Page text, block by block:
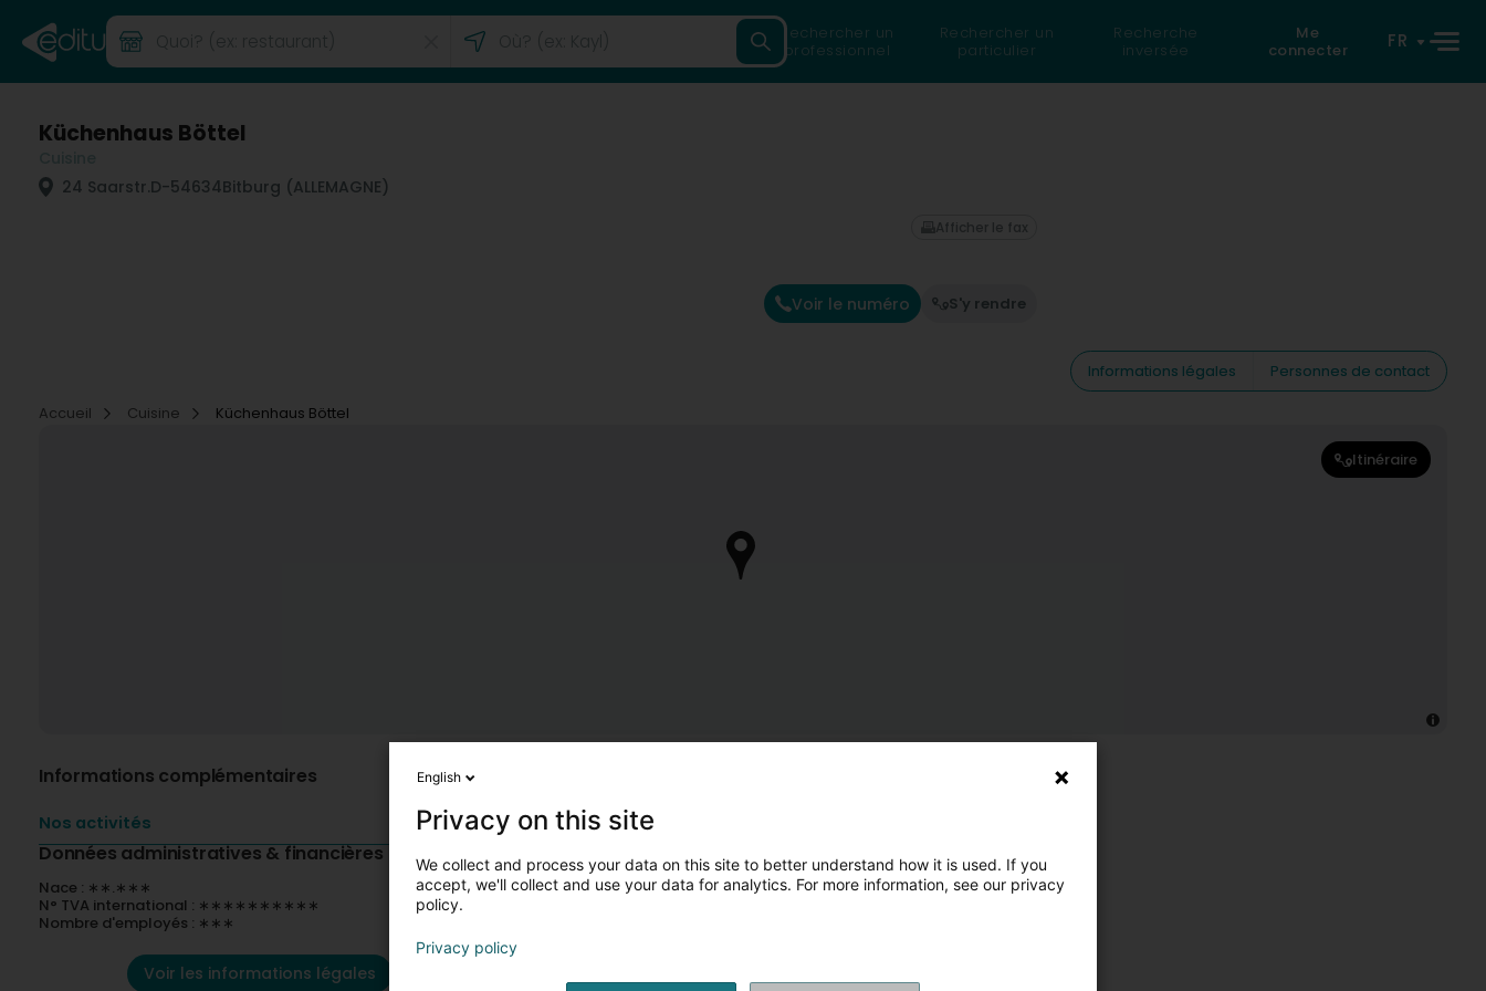
Rechercher un
professionnel
Rechercher un
particulier
Recherche
inversée
Me
connecter
FR
Küchenhaus Böttel
24 Saarstr.D-54634Bitburg (ALLEMAGNE)
Voir le numéro S'y rendre
Afficher le fax
Informations légales
Personnes de contact
Accueil
Cuisine Küchenhaus Böttel
Itinéraire
Informations complémentaires
Nos activités
Données administratives & financières
Nace : ∗∗.∗∗∗
N° TVA international : ∗∗∗∗∗∗∗∗∗∗
Nombre d'employés : ∗∗∗
Voir les informations légales
English
Privacy on this site
We collect and process your data on this site to better understand how it is used. If you
accept, we'll collect and use your data for analytics. For more information, see our privacy
policy.
Privacy policy